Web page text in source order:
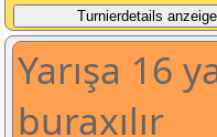
Yarışa 16
buraxılır